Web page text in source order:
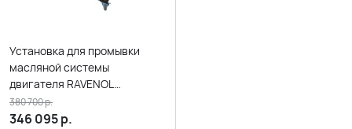
Установка для промывки
масляной системы
двигателя RAVENOL
CleanSyntho Flushing System
346 095р.
380 700р.